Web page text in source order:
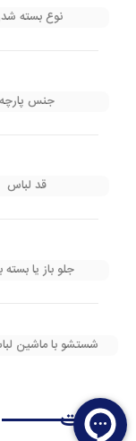
نوع بسته
جنس پارچه
قد لباس
جلو باز یا
شستشو با ماشین
نظرات